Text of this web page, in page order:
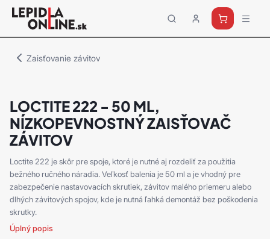
Priemyselné
lepidlá
Zaisťovanie závitov
LOCTITE 222 - 50 ML,
NÍZKOPEVNOSTNÝ ZAISŤOVAČ
ZÁVITOV
Loctite 222 je skôr pre spoje, ktoré je nutné aj rozdeliť za použitia
bežného ručného náradia. Veľkosť balenia je 50 ml a je vhodný pre
zabezpečenie nastavovacích skrutiek, závitov malého priemeru alebo
dlhých závitových spojov, kde je nutná ľahká demontáž bez poškodenia
skrutky.
Úplný popis